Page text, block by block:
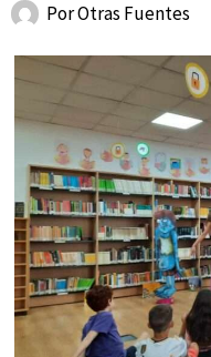
PorOtras Fuentes